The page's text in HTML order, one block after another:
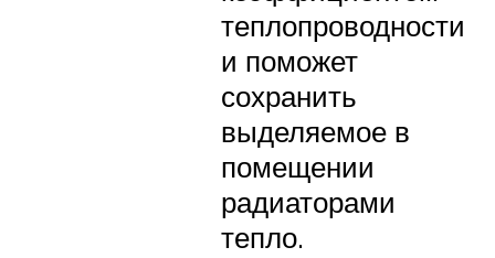
теплопроводности
и поможет
сохранить
выделяемое в
помещении
радиаторами
тепло.